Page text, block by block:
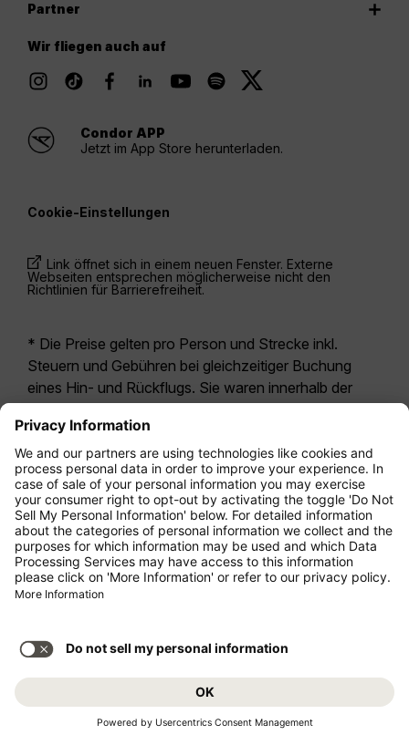
Partner
Wir fliegen auch auf
Condor APP
Jetzt im App Store herunterladen.
Cookie-Einstellungen
Link öffnet sich in einem neuen Fenster. Externe
Webseiten entsprechen möglicherweise nicht den
Richtlinien für Barrierefreiheit.
* Die Preise gelten pro Person und Strecke inkl.
Steuern und Gebühren bei gleichzeitiger Buchung
eines Hin- und Rückflugs. Sie waren innerhalb der
möglicherweise nicht mehr aktuell. Bei den für die
Economy Class angegebenen Tarifen handelt es
sich i.d.R. um Economy Zero, unsere restriktivste
Tarifoption. Es können hierfür zusätzliche Gebühren
fürAufgabegepäck oder für andere optionale
Leistungen anfallen. Es gelten dieAllgemeinen
Geschäftsbedingungen .